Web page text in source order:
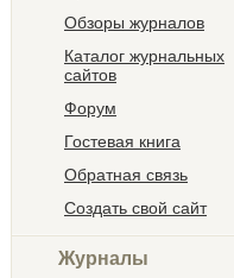
Обзоры журналов
Каталог журнальных
сайтов
Форум
Гостевая книга
Обратная связь
Создать свой сайт
Журналы